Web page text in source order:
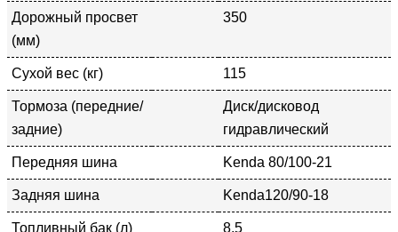
Дорожный просвет
(мм)
350
Сухой вес (кг) 115
Тормоза (передние/
задние)
Диск/дисковод
гидравлический
Передняя шина Kenda 80/100-21
Задняя шина Kenda120/90-18
Топливный бак (л) 8,5